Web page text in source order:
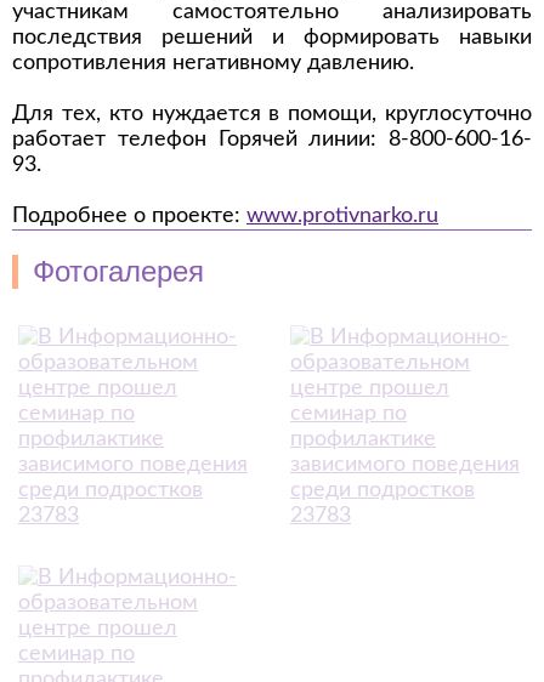
участникам самостоятельно анализировать
последствия решений и формировать навыки
сопротивления негативному давлению.
Для тех, кто нуждается в помощи, круглосуточно
работает телефон Горячей линии: 8-800-600-16-
93.
Подробнее о проекте: www.protivnarko.ru
Фотогалерея